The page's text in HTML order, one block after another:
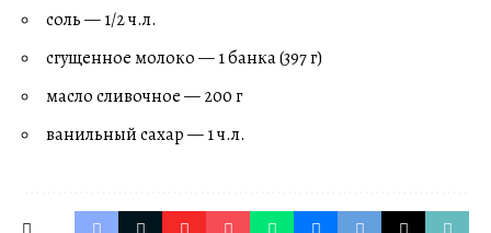
соль — 1/2 ч.л.
сгущенное молоко — 1 банка (397 г)
масло сливочное — 200 г
ванильный сахар — 1 ч.л.